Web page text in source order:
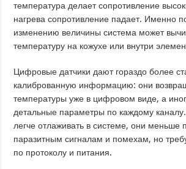
температура делает сопротивление
нагрева сопротивление падает. Именно
изменению величины система может
температуру на кожухе или внутри
Цифровые датчики дают гораздо более
калиброванную информацию: они
температуры уже в цифровом виде, а
детальные параметры по каждому каналу.
легче отлаживать в системе, они меньше
паразитным сигналам и помехам, но
по протоколу и питания.